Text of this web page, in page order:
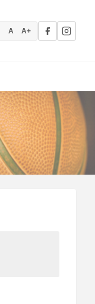
A A+